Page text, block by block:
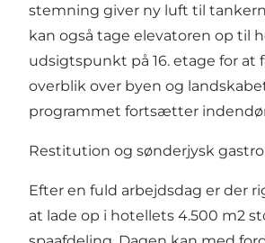
stemning giver ny luft til
kan også tage elevatoren op til
udsigtspunkt på 16. etage for at
overblik over byen og
programmet fortsætter
Restitution og sønderjysk
Efter en fuld arbejdsdag er der
at lade op i hotellets 4.500 m2